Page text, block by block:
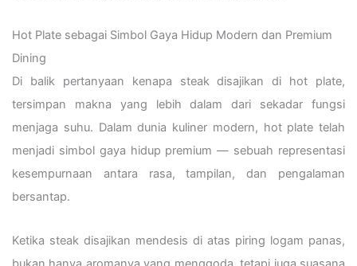
Hot Plate sebagai Simbol Gaya Hidup Modern dan Premium
Dining
Di balik pertanyaan kenapa steak disajikan di hot plate,
tersimpan makna yang lebih dalam dari sekadar fungsi
menjaga suhu. Dalam dunia kuliner modern, hot plate telah
menjadi simbol gaya hidup premium — sebuah representasi
kesempurnaan antara rasa, tampilan, dan pengalaman
bersantap.
Ketika steak disajikan mendesis di atas piring logam panas,